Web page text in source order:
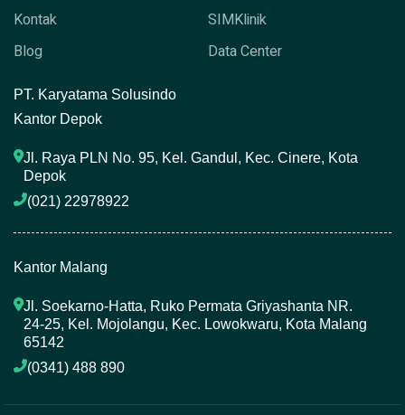
Kontak
Blog
SIMKlinik
Data Center
PT. Karyatama Solusindo
Kantor Depok
Jl. Raya PLN No. 95, Kel. Gandul, Kec. Cinere, Kota
Depok
(021) 22978922
Kantor Malang
Jl. Soekarno-Hatta, Ruko Permata Griyashanta NR.
24-25, Kel. Mojolangu, Kec. Lowokwaru, Kota Malang
65142
(0341) 488 890